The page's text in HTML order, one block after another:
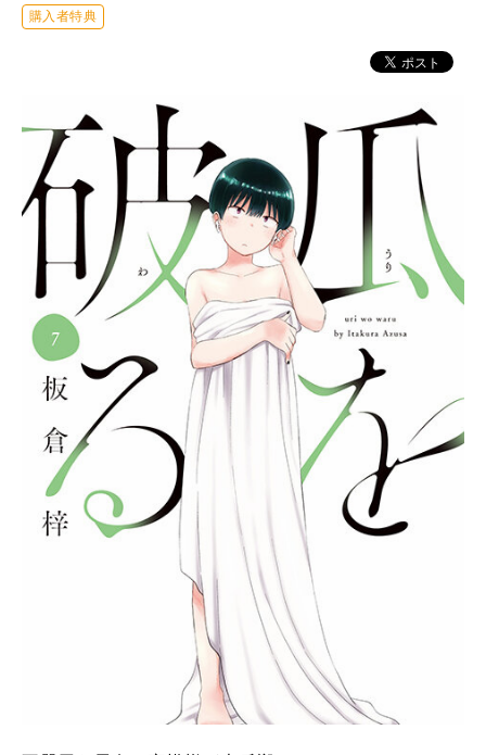
購入者特典
お問い合わせ
画像利用・著作権について
公式SNS
TwitterYouTube